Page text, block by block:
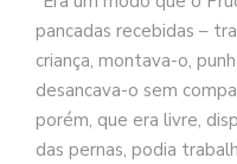
pancadas recebidas –
criança, montava-o,
desancava-o sem
porém, que era livre,
das pernas, podia